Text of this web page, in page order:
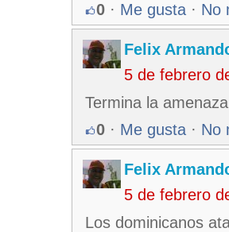
0 · Me gusta · No
Felix
5 de febrero
Termina la
0 · Me gusta · No
Felix
5 de febrero
Los dominicanos